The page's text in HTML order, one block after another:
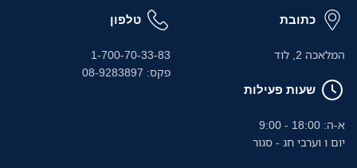
כתובת
המלאכה 2, לוד
שעות פעילות
א-ה: 18:00 - 9:00
יום ו וערבי חג - סגור
טלפון
1-700-70-33-83
פקס: 08-9283897